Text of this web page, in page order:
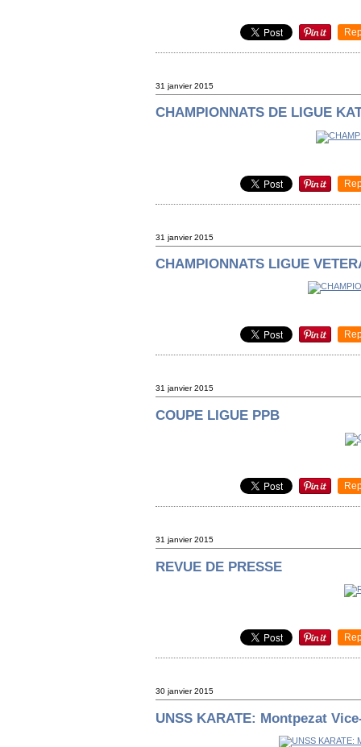
31 janvier 2015
CHAMPIONNATS DE LIGUE
31 janvier 2015
CHAMPIONNATS LIGUE
31 janvier 2015
COUPE LIGUE PPB
31 janvier 2015
REVUE DE PRESSE
30 janvier 2015
UNSS KARATE: Montpezat